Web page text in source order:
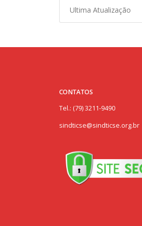
Ultima Atualização
CONTATOS
Tel.: (79) 3211-9490
sindticse@sindticse.org.br